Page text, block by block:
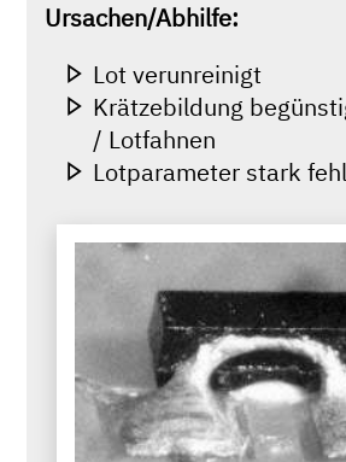
Ursachen/Abhilfe:
Lot verunreinigt
Krätzebildung
/ Lotfahnen
Lotparameter stark